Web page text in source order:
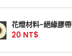
花燈材料-絕緣膠帶
20 NT$